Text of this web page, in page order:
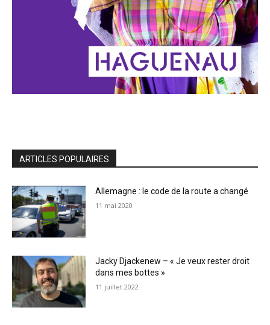
ARTICLES POPULAIRES
Allemagne : le code de la route a changé
11 mai 2020
Jacky Djackenew – « Je veux rester droit
dans mes bottes »
11 juillet 2022